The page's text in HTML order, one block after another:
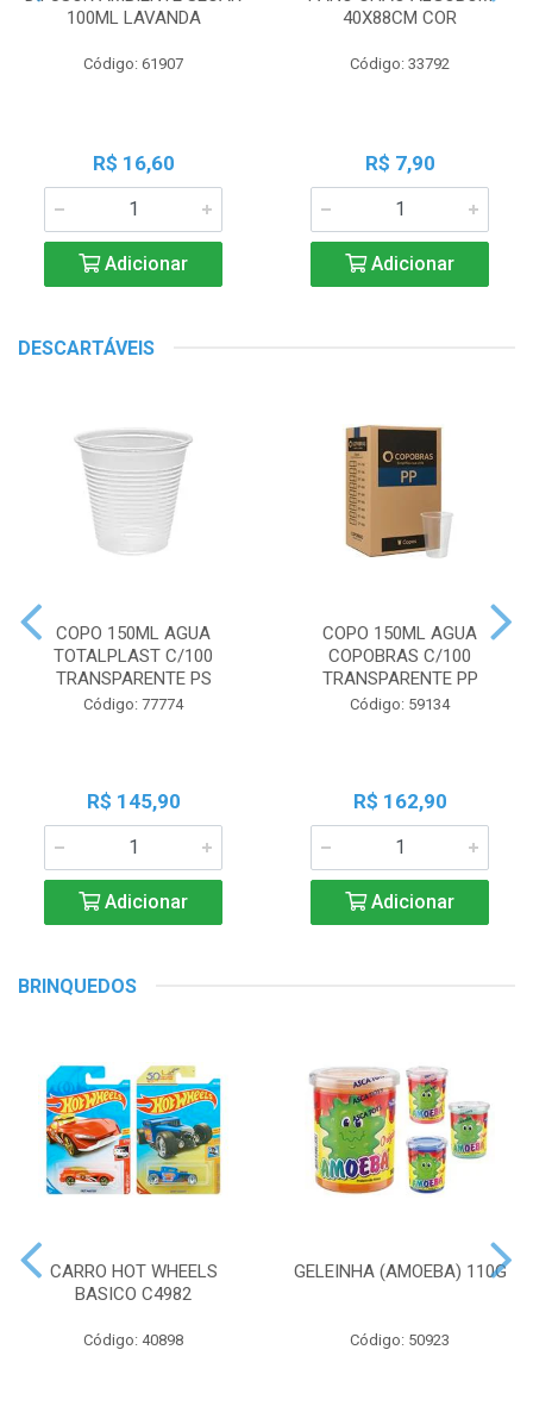
100ML LAVANDA
Código: 61907
R$ 16,60
Adicionar
40X88CM COR
Código: 33792
R$ 7,90
Adicionar
DESCARTÁVEIS
COPO 150ML AGUA
TOTALPLAST C/100
TRANSPARENTE PS
Código: 77774
R$ 145,90
Adicionar
COPO 150ML AGUA
COPOBRAS C/100
TRANSPARENTE PP
Código: 59134
R$ 162,90
Adicionar
BRINQUEDOS
CARRO HOT WHEELS
BASICO C4982
Código: 40898
GELEINHA (AMOEBA) 110G
Código: 50923